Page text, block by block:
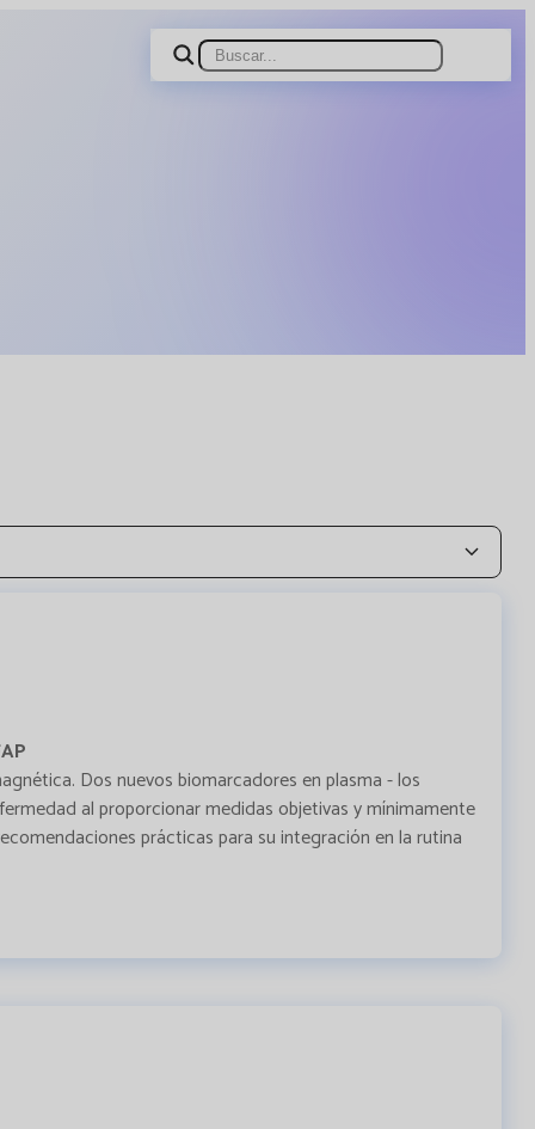
Dos nuevos biomarcadores en plasma - los
al proporcionar medidas objetivas y mínimamente
prácticas para su integración en la rutina